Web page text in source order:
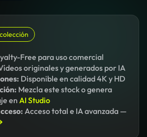
Free para uso comercial
originales y generados por IA
Disponible en calidad 4K y HD
Mezcla este stock o genera
en AI Studio
Acceso total e IA avanzada —